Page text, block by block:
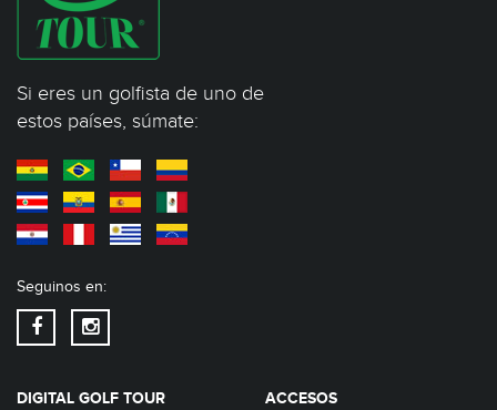
Si eres un golfista de uno de
estos países, súmate:
Seguinos en:
DIGITAL GOLF TOUR ACCESOS